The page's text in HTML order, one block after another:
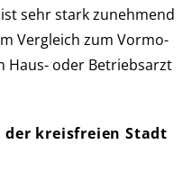
sehr stark zunehmend
Ver­gleich zum Vor­mo­
Haus- oder Betriebs­arzt
der kreis­freien Stadt